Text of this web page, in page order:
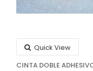
Quick View
CINTA DOBLE